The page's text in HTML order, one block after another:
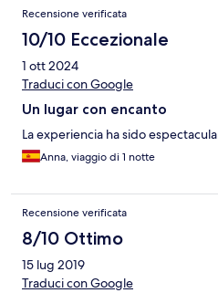
Recensione verificata
10/10 Eccezionale
1 ott 2024
Traduci con Google
Un lugar con encanto
La experiencia ha sido
Anna, viaggio di 1 notte
Recensione verificata
8/10 Ottimo
15 lug 2019
Traduci con Google